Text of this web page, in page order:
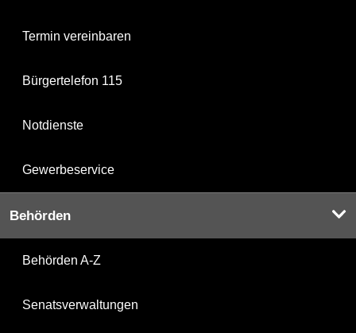
Termin vereinbaren
Bürgertelefon 115
Notdienste
Gewerbeservice
Behörden
Behörden A-Z
Senatsverwaltungen